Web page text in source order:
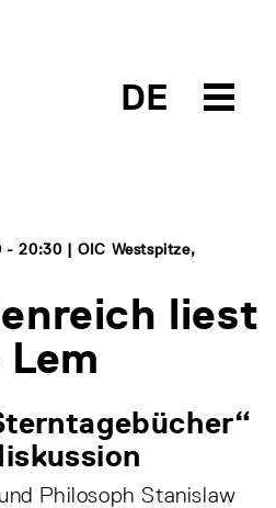
DE
- 20:30 | OIC Westspitze,
liest
Philosoph Stanislaw